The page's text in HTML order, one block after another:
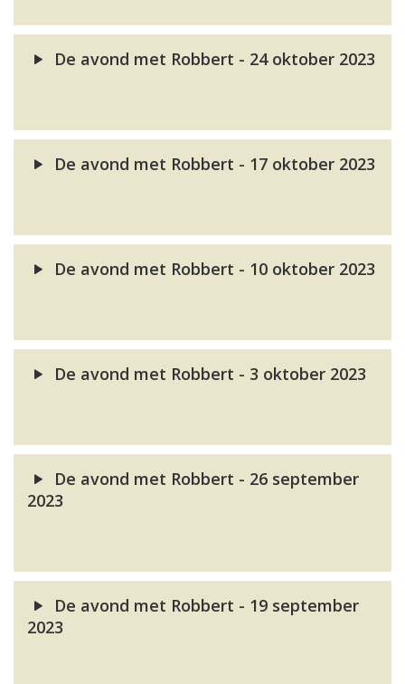
De avond met Robbert - 24 oktober 2023
De avond met Robbert - 17 oktober 2023
De avond met Robbert - 10 oktober 2023
De avond met Robbert - 3 oktober 2023
De avond met Robbert - 26 september
2023
De avond met Robbert - 19 september
2023